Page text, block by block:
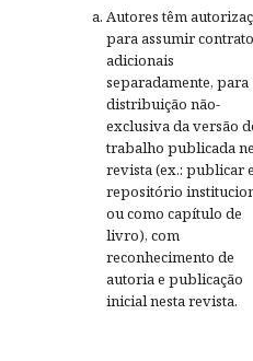
Autores têm
para assumir
adicionais
separadamente, para
distribuição não-
exclusiva da versão
trabalho publicada
revista (ex.: publicar
repositório
ou como capítulo de
livro), com
reconhecimento de
autoria e publicação
inicial nesta revista.